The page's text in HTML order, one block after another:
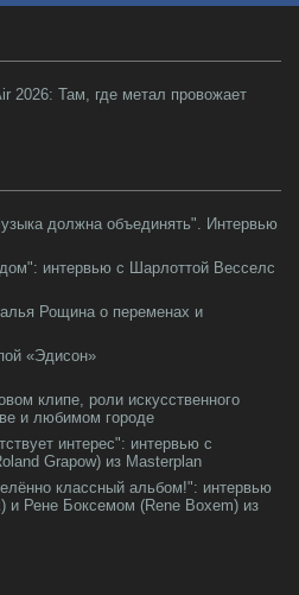
2026: Там, где метал провожает
должна объединять". Интервью
интервью с Шарлоттой Весселс
Рощина о переменах и
«Эдисон»
клипе, роли искусственного
и любимом городе
интерес": интервью с
Grapow) из Masterplan
классный альбом!": интервью
и Рене Боксемом (Rene Boxem) из